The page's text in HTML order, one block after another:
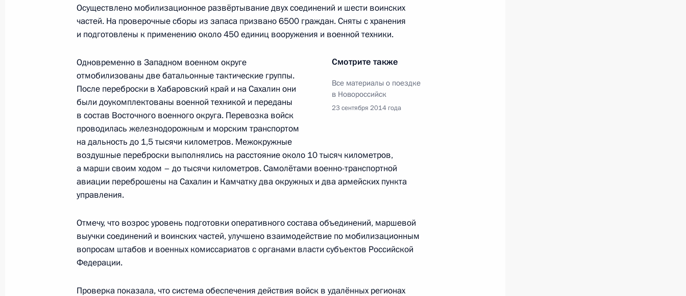
23 сентября 2014 года, 14:45 Новороссийск
23 сентября 2014 года, 10:00
22 сентября 2014 года, понедельник
Рабочая встреча с президентом – председателем правления
Банка ВТБ Андреем Костиным
22 сентября 2014 года, 15:45 Московская область, Ново-Огарёво
Встреча с молодыми учёными-ядерщиками
19 сентября 2014 года, 20:25 Саров
4
Осуществлено мобилизационное развёртывание двух соединений и шести воинских
частей. На проверочные сборы из запаса призвано 6500 граждан. Сняты с хранения
и подготовлены к применению около 450 единиц вооружения и военной техники.
Смотрите также
Все материалы о поездке
в Новороссийск
23 сентября 2014 года
Одновременно в Западном военном округе
отмобилизованы две батальонные тактические группы.
После переброски в Хабаровский край и на Сахалин они
были доукомплектованы военной техникой и переданы
в состав Восточного военного округа. Перевозка войск
проводилась железнодорожным и морским транспортом
на дальность до 1,5 тысячи километров. Межокружные
воздушные переброски выполнялись на расстояние около 10 тысяч километров,
а марши своим ходом – до тысячи километров. Самолётами военно-транспортной
авиации переброшены на Сахалин и Камчатку два окружных и два армейских пункта
управления.
Отмечу, что возрос уровень подготовки оперативного состава объединений, маршевой
выучки соединений и воинских частей, улучшено взаимодействие по мобилизационным
вопросам штабов и военных комиссариатов с органами власти субъектов Российской
Федерации.
Проверка показала, что система обеспечения действия войск в удалённых регионах